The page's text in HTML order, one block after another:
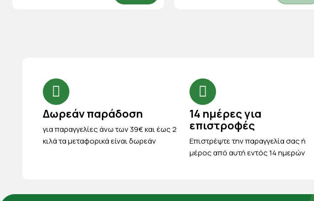
Δωρεάν παράδοση
για παραγγελίες άνω των 39€ και έως 2
κιλά τα μεταφορικά είναι δωρεάν
14 ημέρες για
επιστροφές
Eπιστρέψτε την παραγγελία σας ή
μέρος από αυτή εντός 14 ημερών